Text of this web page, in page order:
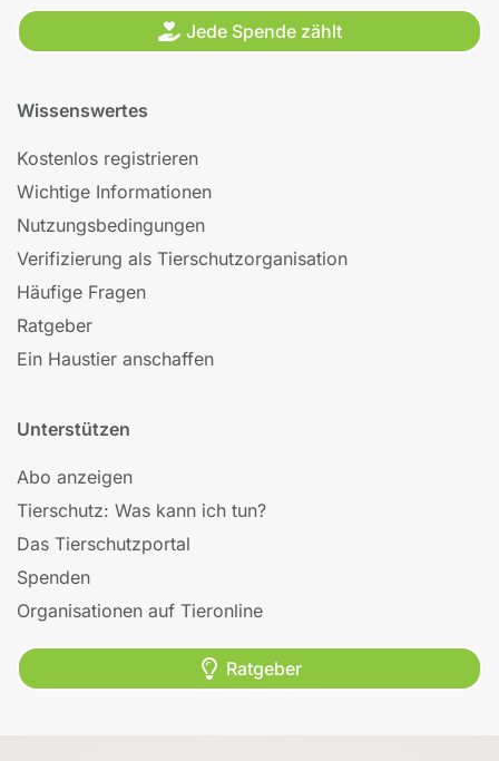
Jede Spende zählt
Wissenswertes
Kostenlos registrieren
Wichtige Informationen
Nutzungsbedingungen
Verifizierung als Tierschutzorganisation
Häufige Fragen
Ratgeber
Ein Haustier anschaffen
Unterstützen
Abo anzeigen
Tierschutz: Was kann ich tun?
Das Tierschutzportal
Spenden
Organisationen auf Tieronline
Ratgeber